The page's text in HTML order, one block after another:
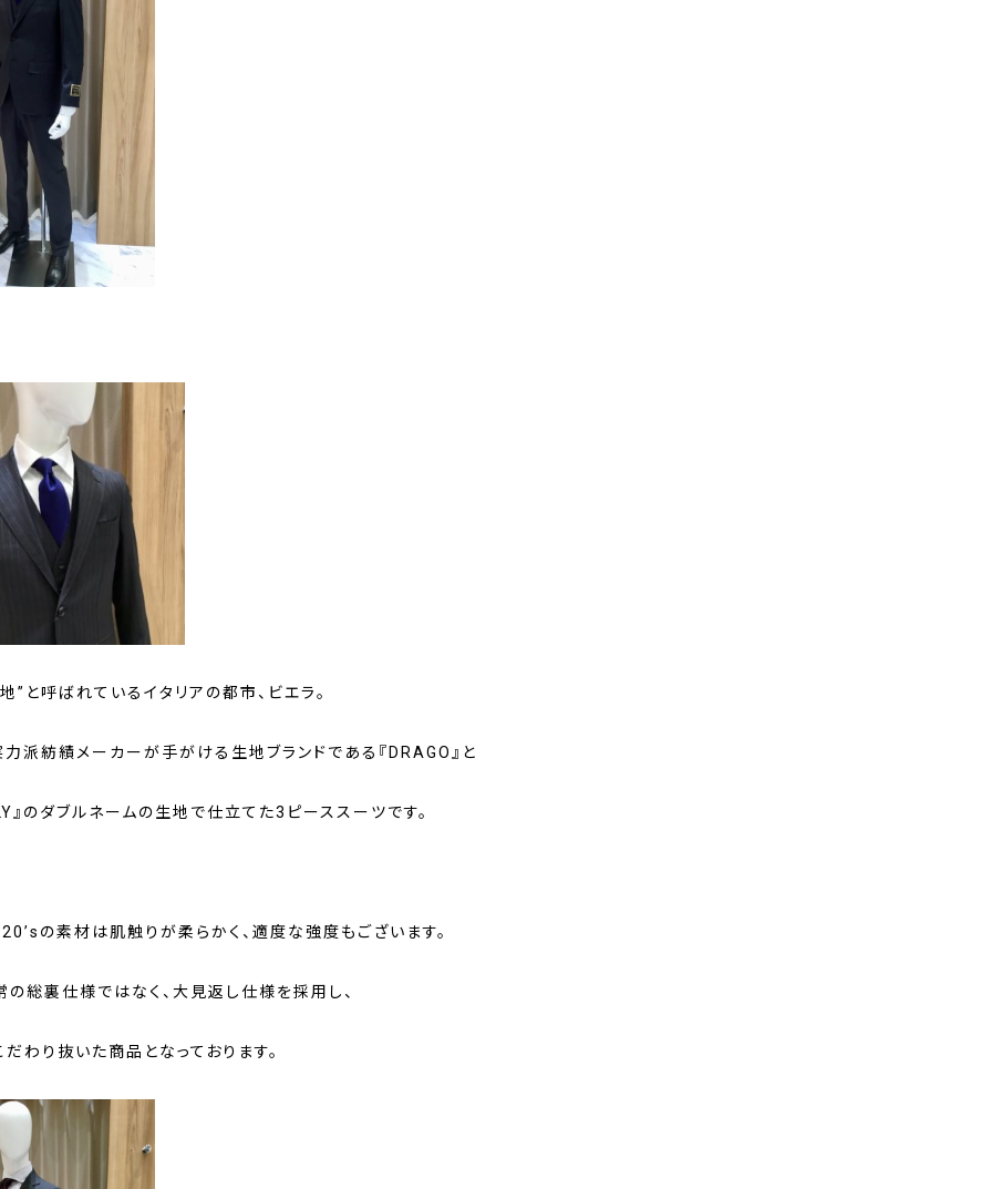
”と呼ばれているイタリアの都市、ビエラ。
力派紡績メーカーが手がける生地ブランドである 『DRAGO』 と
』 のダブルネームの生地で仕立てた3ピーススーツです。
の素材は肌触りが柔らかく、適度な強度もございます。
総裏仕様ではなく、 大見返し仕様を採用し、
わり抜いた商品となっております。